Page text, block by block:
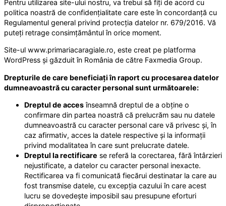
Pentru utilizarea site-ului nostru, va trebui să fiți de acord cu
politica noastră de confidențialitate care este în concordanță cu
Regulamentul general privind protecția datelor nr. 679/2016. Vă
puteți retrage consimțământul în orice moment.
Site-ul www.primariacaragiale.ro, este creat pe platforma
WordPress și găzduit în România de către Faxmedia Group.
Drepturile de care beneficiați în raport cu procesarea datelor
dumneavoastră cu caracter personal sunt următoarele:
Dreptul de accesînseamnă dreptul de a obține o
confirmare din partea noastră că prelucrăm sau nu datele
dumneavoastră cu caracter personal care vă privesc și, în
caz afirmativ, acces la datele respective și la informații
privind modalitatea în care sunt prelucrate datele.
Dreptul la rectificare se referă la corectarea, fără întârzieri
nejustificate, a datelor cu caracter personal inexacte.
Rectificarea va fi comunicată fiecărui destinatar la care au
fost transmise datele, cu excepția cazului în care acest
lucru se dovedește imposibil sau presupune eforturi